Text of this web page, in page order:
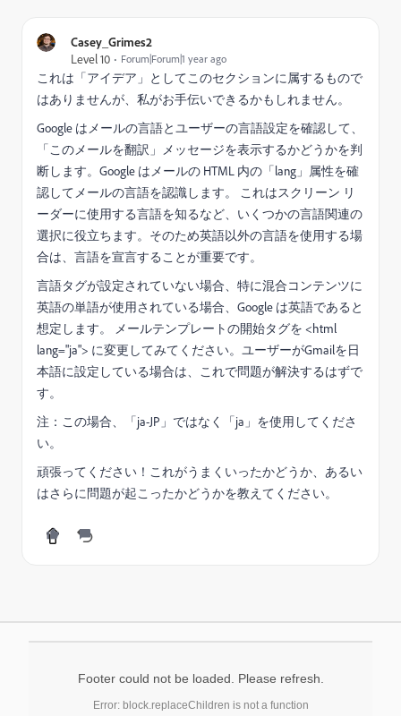
Casey_Grimes2
Level 10
Forum|Forum|1 year ago
これは「アイデア」としてこのセクションに属するもので
はありませんが、私がお手伝いできるかもしれません。
Google はメールの言語とユーザーの言語設定を確認して、
「このメールを翻訳」メッセージを表示するかどうかを判
断します。Google はメールの HTML 内の「lang」属性を確
認してメールの言語を認識します。 これはスクリーン リ
ーダーに使用する言語を知るなど、いくつかの言語関連の
選択に役立ちます。そのため英語以外の言語を使用する場
合は、言語を宣言することが重要です。
言語タグが設定されていない場合、特に混合コンテンツに
英語の単語が使用されている場合、Google は英語であると
想定します。 メールテンプレートの開始タグを <html
lang="ja"> に変更してみてください。ユーザーがGmailを日
本語に設定している場合は、これで問題が解決するはずで
す。
注：この場合、「ja-JP」ではなく「ja」を使用してくださ
い。
頑張ってください！これがうまくいったかどうか、あるい
はさらに問題が起こったかどうかを教えてください。
Footer could not be loaded. Please refresh.
Error: block.replaceChildren is not a function